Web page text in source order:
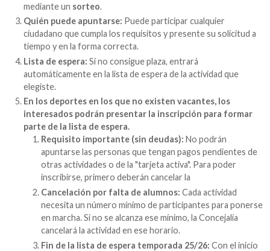
mediante un sorteo.
Quién puede apuntarse: Puede participar cualquier
ciudadano que cumpla los requisitos y presente su solicitud a
tiempo y en la forma correcta.
Lista de espera: Si no consigue plaza, entrará
automáticamente en la lista de espera de la actividad que
elegiste.
En los deportes en los que no existen vacantes, los
interesados podrán presentar la inscripción para formar
parte de la lista de espera.
Requisito importante (sin deudas): No podrán
apuntarse las personas que tengan pagos pendientes de
otras actividades o de la "tarjeta activa". Para poder
inscribirse, primero deberán cancelar la
Cancelación por falta de alumnos: Cada actividad
necesita un número mínimo de participantes para ponerse
en marcha. Si no se alcanza ese mínimo, la Concejalía
cancelará la actividad en ese horario.
Fin de la lista de espera temporada 25/26: Con el inicio